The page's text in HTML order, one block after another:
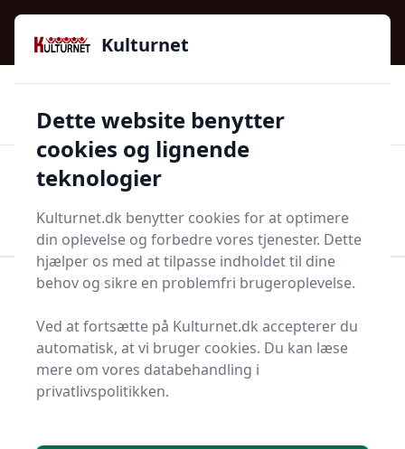
Kulturnet - Alt Det Gode I Livet | Din Kulturguide Siden
2016
97 kategorier 👍Kun godkendte butikker
Start søgning
Bolig og indretning
Soveværelse
Pallesenge - 55 på lager
Kulturnet
Dette website benytter
cookies og lignende
teknologier
Kulturnet.dk benytter cookies for at optimere
din oplevelse og forbedre vores tjenester. Dette
hjælper os med at tilpasse indholdet til dine
behov og sikre en problemfri brugeroplevelse.
Ved at fortsætte på Kulturnet.dk accepterer du
automatisk, at vi bruger cookies. Du kan læse
mere om vores databehandling i
privatlivspolitikken.